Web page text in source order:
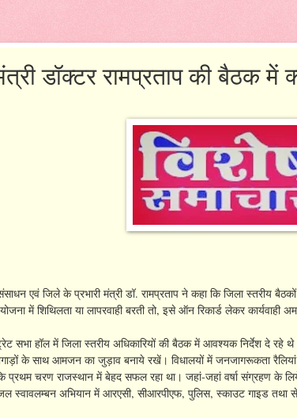
डॉक्टर रामप्रताप की बैठक में
एवं जिले के प्रभारी मंत्री डॉ. रामप्रताप ने कहा कि जिला स्तरीय
में शिथिलता या लापरवाही बरती तो, इसे ऑन रिकार्ड लेकर कार्यवाही
सभा हॉल में जिला स्तरीय अधिकारियों की बैठक में आवश्यक निर्देश दे
के साथ आमजन का जुड़ाव बनाये रखें। विधालयों में जनजागरूकता रैलियां,
प्रथम चरण राजस्थान में बेहद सफल रहा था। जहां-जहां वर्षा संग्रहण के
स्वावलम्बन अभियान में आरएसी, सीआरपीएफ, पुलिस, स्काउट गाइड तथा